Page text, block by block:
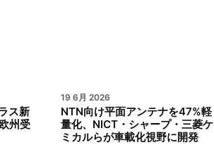
ス新
州受
19 6月 2026
NTN向け平面アンテナを47%軽
量化、NICT・シャープ・三菱ケ
ミカルらが車載化視野に開発